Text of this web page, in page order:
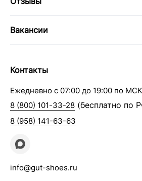
Вакансии
Контакты
Ежедневно с 07:00 до 19:00 по МСК
8 (800) 101-33-28 (бесплатно по
8 (958) 141-63-63
info@gut-shoes.ru